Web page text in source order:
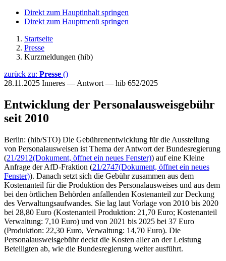
Direkt zum Hauptinhalt springen
Direkt zum Hauptmenü springen
Startseite
Presse
Kurzmeldungen (hib)
zurück zu: Presse ()
28.11.2025 Inneres — Antwort — hib 652/2025
Entwicklung der Personalausweisgebühr
seit 2010
Berlin: (hib/STO) Die Gebührenentwicklung für die Ausstellung
von Personalausweisen ist Thema der Antwort der Bundesregierung
(21/2912(Dokument, öffnet ein neues Fenster)) auf eine Kleine
Anfrage der AfD-Fraktion (21/2747(Dokument, öffnet ein neues
Fenster)). Danach setzt sich die Gebühr zusammen aus dem
Kostenanteil für die Produktion des Personalausweises und aus dem
bei den örtlichen Behörden anfallenden Kostenanteil zur Deckung
des Verwaltungsaufwandes. Sie lag laut Vorlage von 2010 bis 2020
bei 28,80 Euro (Kostenanteil Produktion: 21,70 Euro; Kostenanteil
Verwaltung: 7,10 Euro) und von 2021 bis 2025 bei 37 Euro
(Produktion: 22,30 Euro, Verwaltung: 14,70 Euro). Die
Personalausweisgebühr deckt die Kosten aller an der Leistung
Beteiligten ab, wie die Bundesregierung weiter ausführt.